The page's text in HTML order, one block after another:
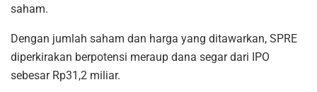
saham.
Dengan jumlah saham dan harga yang ditawarkan, SPRE
diperkirakan berpotensi meraup dana segar dari IPO
sebesar Rp31,2 miliar.